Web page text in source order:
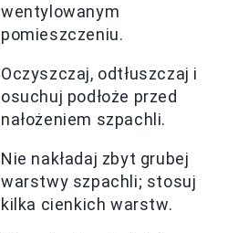
wentylowanym
pomieszczeniu.
Oczyszczaj, odtłuszczaj i
osuchuj podłoże przed
nałożeniem szpachli.
Nie nakładaj zbyt grubej
warstwy szpachli; stosuj
kilka cienkich warstw.